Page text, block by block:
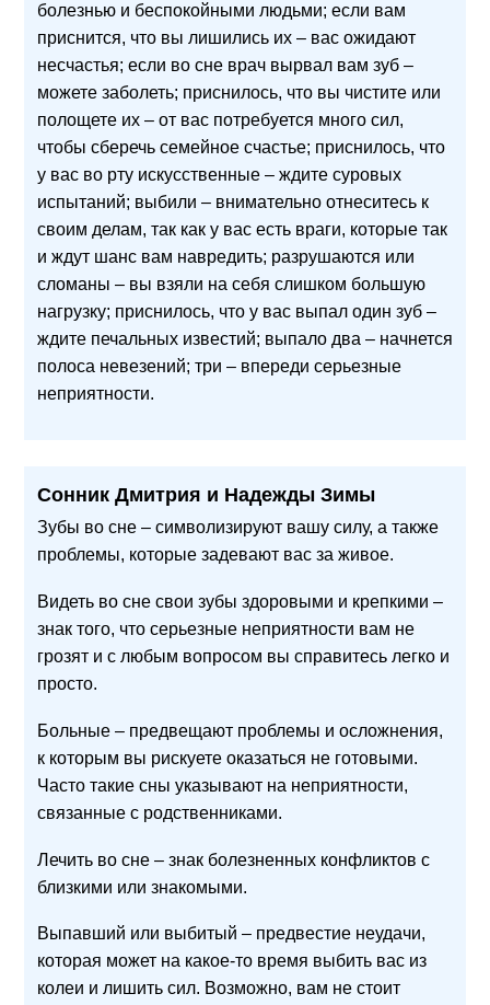
болезнью и беспокойными людьми; если вам
приснится, что вы лишились их – вас ожидают
несчастья; если во сне врач вырвал вам зуб –
можете заболеть; приснилось, что вы чистите или
полощете их – от вас потребуется много сил,
чтобы сберечь семейное счастье; приснилось, что
у вас во рту искусственные – ждите суровых
испытаний; выбили – внимательно отнеситесь к
своим делам, так как у вас есть враги, которые так
и ждут шанс вам навредить; разрушаются или
сломаны – вы взяли на себя слишком большую
нагрузку; приснилось, что у вас выпал один зуб –
ждите печальных известий; выпало два – начнется
полоса невезений; три – впереди серьезные
неприятности.
Сонник Дмитрия и Надежды Зимы
Зубы во сне – символизируют вашу силу, а также
проблемы, которые задевают вас за живое.
Видеть во сне свои зубы здоровыми и крепкими –
знак того, что серьезные неприятности вам не
грозят и с любым вопросом вы справитесь легко и
просто.
Больные – предвещают проблемы и осложнения,
к которым вы рискуете оказаться не готовыми.
Часто такие сны указывают на неприятности,
связанные с родственниками.
Лечить во сне – знак болезненных конфликтов с
близкими или знакомыми.
Выпавший или выбитый – предвестие неудачи,
которая может на какое-то время выбить вас из
колеи и лишить сил. Возможно, вам не стоит